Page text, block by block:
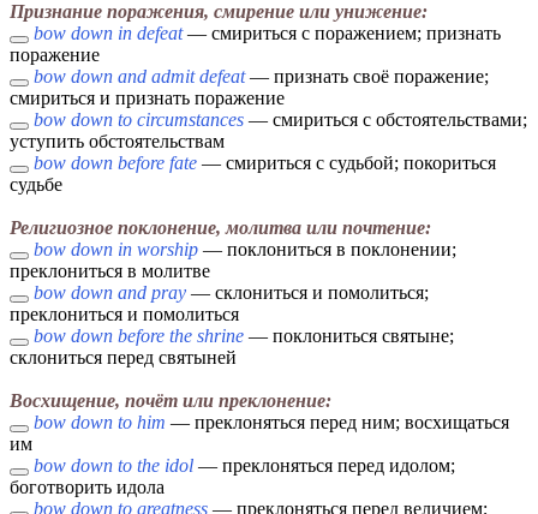
Признание поражения, смирение или унижение:
bow down in defeat— смириться с поражением; признать
поражение
bow down and admit defeat— признать своё поражение;
смириться и признать поражение
bow down to circumstances — смириться с обстоятельствами;
уступить обстоятельствам
bow down before fate — смириться с судьбой; покориться
судьбе
Религиозное поклонение, молитва или почтение:
bow down in worship — поклониться в поклонении;
преклониться в молитве
bow down and pray — склониться и помолиться;
преклониться и помолиться
bow down before the shrine — поклониться святыне;
склониться перед святыней
Восхищение, почёт или преклонение:
bow down to him — преклоняться перед ним; восхищаться
им
bow down to the idol — преклоняться перед идолом;
боготворить идола
bow down to greatness — преклоняться перед величием;